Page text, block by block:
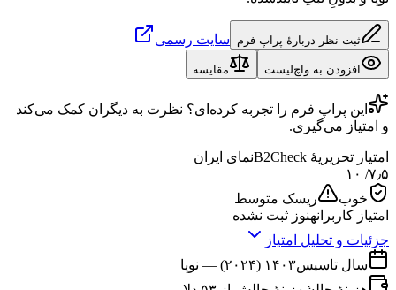
ثبت نظر دربارهٔ پراپ فرم سایت رسمی
افزودن به واچ‌لیست مقایسه
این پراپ فرم را تجربه کرده‌ای؟ نظرت به دیگران کمک می‌کند
و امتیاز می‌گیری.
امتیاز تحریریهٔ B2Check
نمای ایران
۷٫۵/ ۱۰
خوب
ریسک متوسط
امتیاز کاربرانهنوز ثبت نشده
جزئیات و تحلیل امتیاز
سال تاسیس۱۴۰۳ (۲۰۲۴) — نوپا